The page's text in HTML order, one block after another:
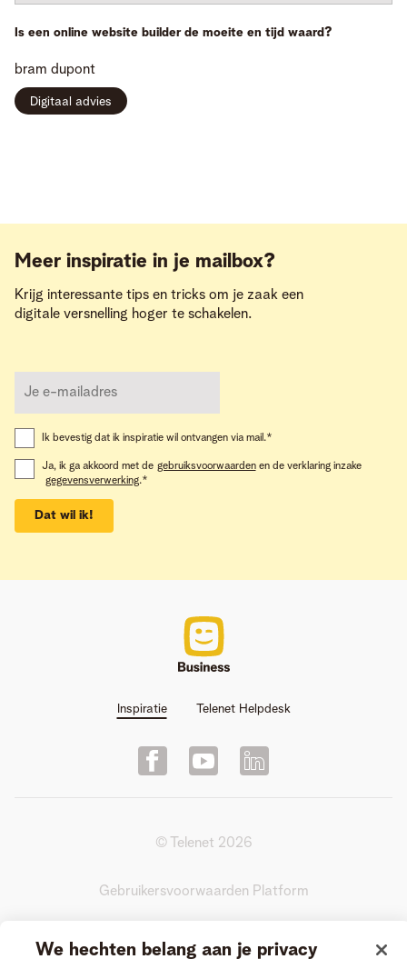
Is een online website builder de moeite en tijd waard?
bram dupont
Digitaal advies
Meer inspiratie in je mailbox?
Krijg interessante tips en tricks om je zaak een
digitale versnelling hoger te schakelen.
Ik bevestig dat ik inspiratie wil ontvangen via mail.*
Ja, ik ga akkoord met de gebruiksvoorwaarden en de verklaring inzake
gegevensverwerking.*
Dat wil ik!
Inspiratie Telenet Helpdesk
© Telenet 2026
Gebruikersvoorwaarden Platform
Actievoorwaarden Videogesprek
We hechten belang aan je privacy